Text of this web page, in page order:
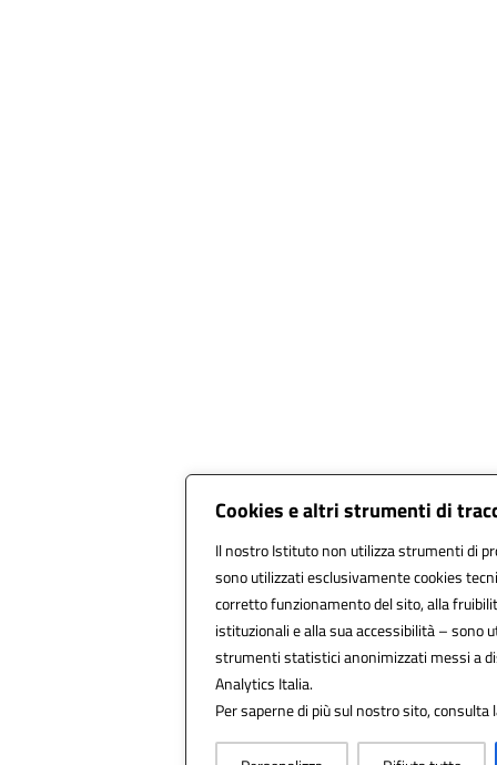
Cookies e altri strumenti di
Il nostro Istituto non utilizza strumenti di
sono utilizzati esclusivamente cookies
corretto funzionamento del sito, alla
istituzionali e alla sua accessibilità – sono
strumenti statistici anonimizzati messi a
Analytics Italia.
Per saperne di più sul nostro sito, consulta